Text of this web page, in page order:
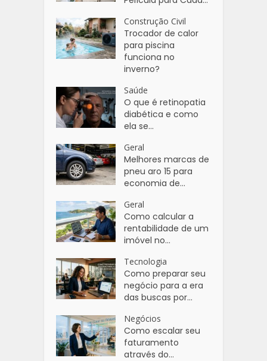
Construção Civil
Trocador de calor
para piscina
funciona no
inverno?
Saúde
O que é retinopatia
diabética e como
ela se...
Geral
Melhores marcas de
pneu aro 15 para
economia de...
Geral
Como calcular a
rentabilidade de um
imóvel no...
Tecnologia
Como preparar seu
negócio para a era
das buscas por...
Negócios
Como escalar seu
faturamento
através do...